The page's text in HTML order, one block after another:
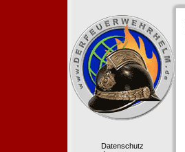
Datenschutz